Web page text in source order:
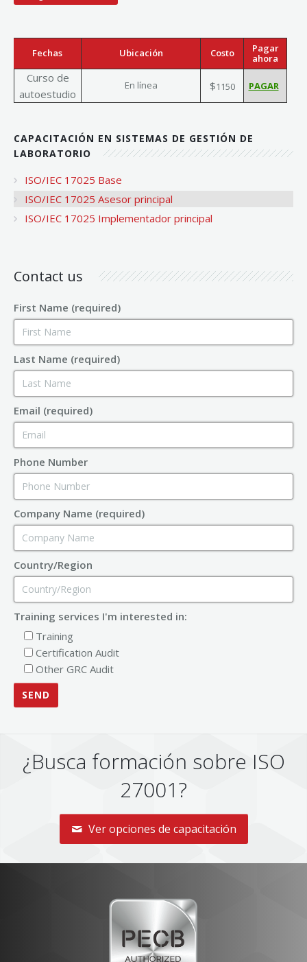
Fechas Ubicación Costo
Pagar
ahora
Curso de
autoestudio
En línea $1150
CAPACITACIÓN EN SISTEMAS DE GESTIÓN DE
LABORATORIO
ISO/IEC 17025 Base
ISO/IEC 17025 Asesor principal
ISO/IEC 17025 Implementador principal
Contact us
First Name (required)
Last Name (required)
Email (required)
Phone Number
Company Name (required)
Country/Region
Training services I'm interested in:
Training
Certification Audit
Other GRC Audit
¿Busca formación sobre ISO
27001?
Ver opciones de capacitación